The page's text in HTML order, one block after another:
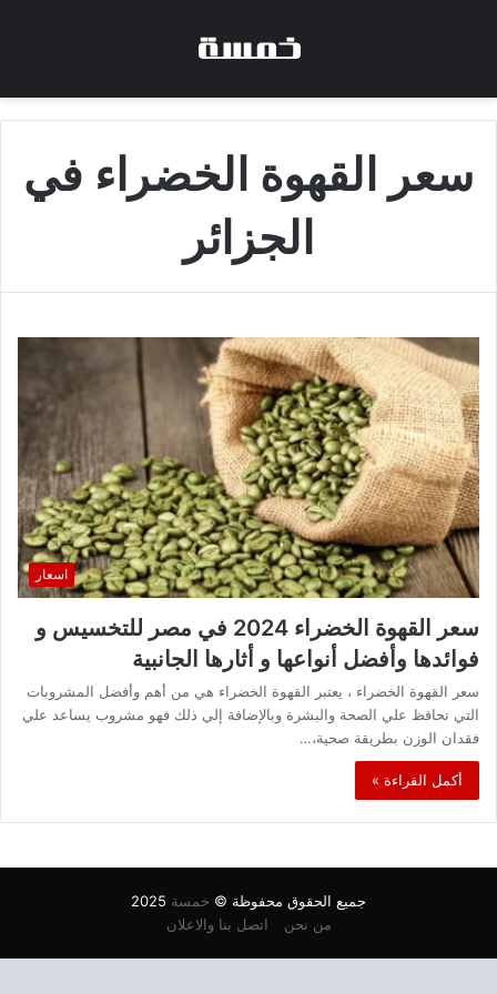
سعر القهوة الخضراء في
الجزائر
اسعار
سعر القهوة الخضراء 2024 في مصر للتخسيس و
فوائدها وأفضل أنواعها و أثارها الجانبية
سعر القهوة الخضراء ، يعتبر القهوة الخضراء هي من أهم وأفضل المشروبات
التي تحافظ علي الصحة والبشرة وبالإضافة إلي ذلك فهو مشروب يساعد علي
فقدان الوزن بطريقة صحية،…
أكمل القراءة »
جميع الحقوق محفوظة © خمسة
من نحن
اتصل بنا والاعلان